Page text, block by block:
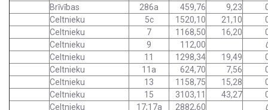
Brīvības
286a 459,76 9,23
Celtnieku
5c 1520,10 21,10
Celtnieku
7 1168,50 16,20
Celtnieku
9 112,00
Celtnieku
11 1298,34 19,49
Celtnieku
11a 624,70 7,56
Celtnieku
13 1158,75 15,28
Celtnieku
15 3103,11 43,27
Celtnieku
17;17a 2882,60